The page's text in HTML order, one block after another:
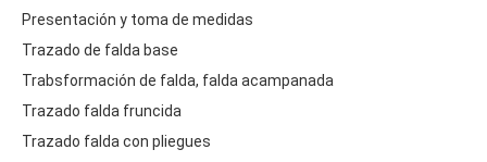
Presentación y toma de medidas
Trazado de falda base
Trabsformación de falda, falda acampanada
Trazado falda fruncida
Trazado falda con pliegues